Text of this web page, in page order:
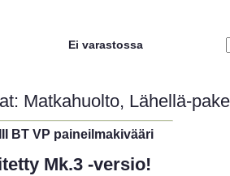
Ei varastossa
Matkahuolto, Lähellä-
BT VP paineilmakivääri
Mk.3 -versio!